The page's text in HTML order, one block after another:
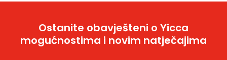
Ostanite obavješteni o Yicca
mogućnostima i novim natječajima